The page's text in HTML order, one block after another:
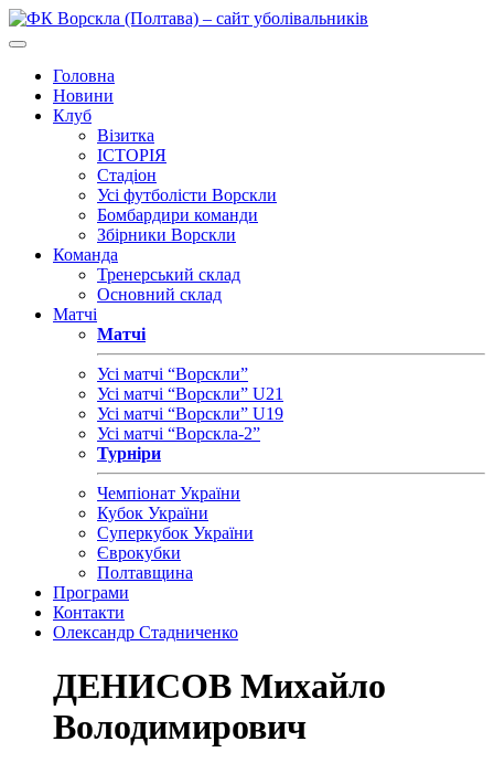
Головна
Новини
Клуб
Візитка
ІСТОРІЯ
Стадіон
Усі футболісти Ворскли
Бомбардири команди
Збірники Ворскли
Команда
Тренерський склад
Основний склад
Матчі
Матчі
Усі матчі “Ворскли”
Усі матчі “Ворскли” U21
Усі матчі “Ворскли” U19
Усі матчі “Ворскла-2”
Турніри
Чемпіонат України
Кубок України
Суперкубок України
Єврокубки
Полтавщина
Програми
Контакти
Олександр Стадниченко
ДЕНИСОВ Михайло
Володимирович